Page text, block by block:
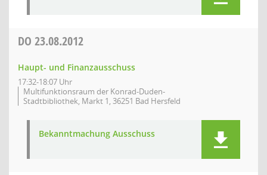
DO 23.08.2012
Haupt- und Finanzausschuss
17:32-18:07 Uhr
Multifunktionsraum der Konrad-Duden-
Stadtbibliothek, Markt 1, 36251 Bad Hersfeld
Bekanntmachung Ausschuss